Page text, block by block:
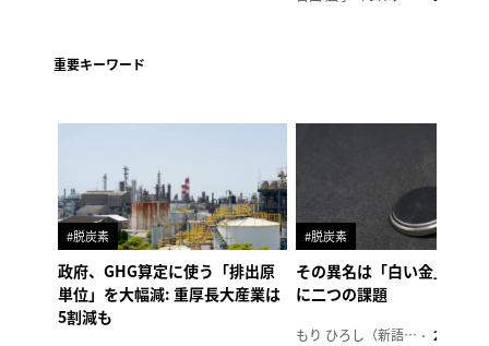
重要キーワード
#脱炭素
政府、GHG算定に使う「排出原
単位」を大幅減: 重厚長大産業は
5割減も
#脱炭素
その異名は「白い金」、リ
に二つの課題
もり ひろし（新語ウォッチャー） 2023年7